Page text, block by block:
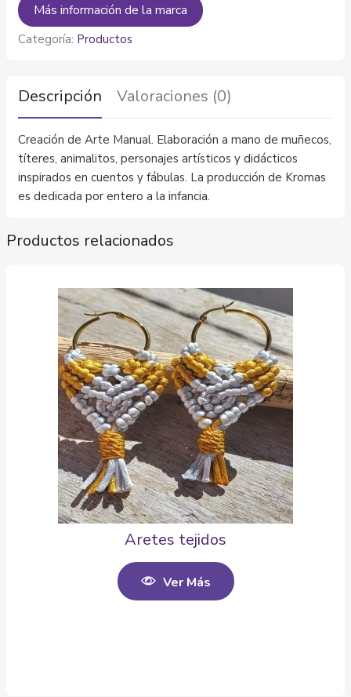
Más información de la marca
Categoría: Productos
Descripción Valoraciones (0)
Creación de Arte Manual. Elaboración a mano de muñecos,
títeres, animalitos, personajes artísticos y didácticos
inspirados en cuentos y fábulas. La producción de Kromas
es dedicada por entero a la infancia.
Productos relacionados
Aretes tejidos
Ver Más